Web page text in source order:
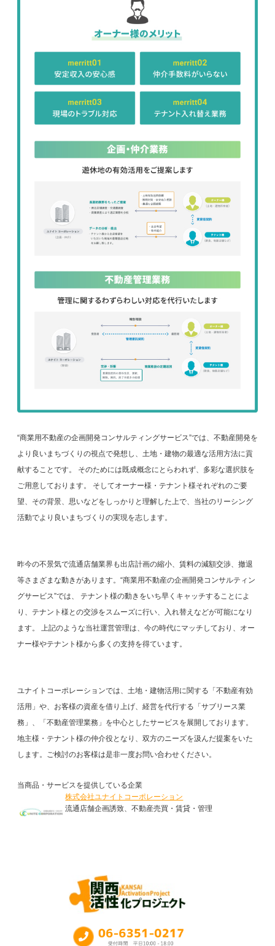
“商業用不動産の企画開発コンサルティングサービス”では、不動産開発を
より良いまちづくりの視点で発想し、土地・建物の最適な活用方法に貢
献することです。 そのためには既成概念にとらわれず、多彩な選択肢を
ご用意しております。 そしてオーナー様・テナント様それぞれのご要
望、その背景、思いなどをしっかりと理解した上で、当社のリーシング
活動でより良いまちづくりの実現を志します。
昨今の不景気で流通店舗業界も出店計画の縮小、賃料の減額交渉、撤退
等さまざまな動きがあります。“商業用不動産の企画開発コンサルティン
グサービス”では、 テナント様の動きをいち早くキャッチすることによ
り、テナント様との交渉をスムーズに行い、入れ替えなどが可能になり
ます。 上記のような当社運営管理は、今の時代にマッチしており、オー
ナー様やテナント様から多くの支持を得ています。
ユナイトコーポレーションでは、土地・建物活用に関する「不動産有効
活用」や、お客様の資産を借り上げ、経営を代行する「サブリース業
務」、「不動産管理業務」を中心としたサービスを展開しております。
地主様・テナント様の仲介役となり、双方のニーズを汲んだ提案をいた
します。ご検討のお客様は是非一度お問い合わせください。
当商品・サービスを提供している企業
株式会社ユナイトコーポレーション
流通店舗企画誘致、不動産売買・賃貸・管理